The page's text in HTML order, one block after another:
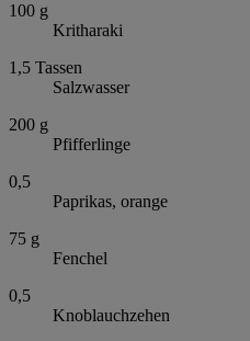
100 g
Kritharaki
1,5 Tassen
Salzwasser
200 g
Pfifferlinge
0,5
Paprikas, orange
75 g
Fenchel
0,5
Knoblauchzehen